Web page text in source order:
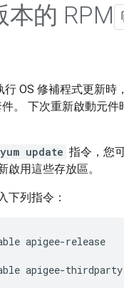
的 RPM
行 OS 修補程式更新時
。 下次重新啟動元
update 指令，您
啟用這些存放區。
下列指令：
apigee-release
apigee-thirdparty